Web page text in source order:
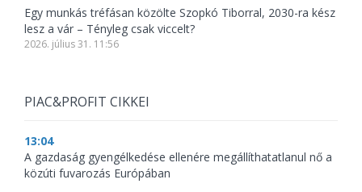
Egy munkás tréfásan közölte Szopkó Tiborral, 2030-ra kész
lesz a vár – Tényleg csak viccelt?
2026. július 31. 11:56
PIAC&PROFIT CIKKEI
13:04
A gazdaság gyengélkedése ellenére megállíthatatlanul nő a
közúti fuvarozás Európában